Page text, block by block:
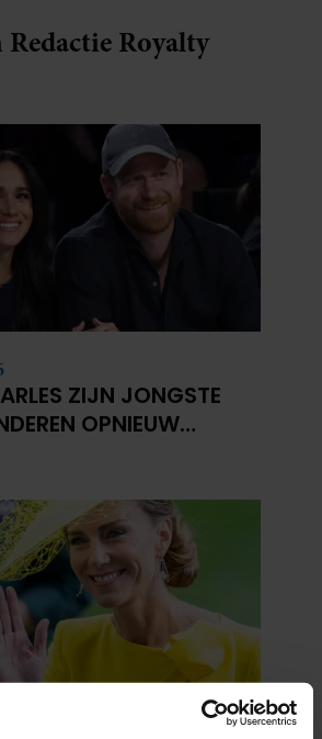
Redactie Royalty
ZIJN JONGSTE
OPNIEUW